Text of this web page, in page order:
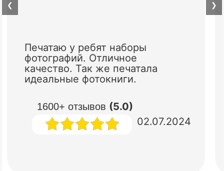
1600+ отзывов (5.0)
Печатаю у ребят наборы
фотографий. Отличное
качество. Так же печатала
идеальные фотокниги.
02.07.2024
❮ ❯